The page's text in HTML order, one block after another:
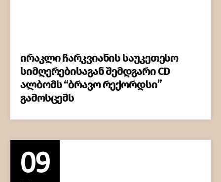
ირაკლი ჩარკვიანის საუკეთესო
სიმღერებისაგან შემდგარი CD
ალბომს “ბრავო რექორდსი”
გამოსცემს
09